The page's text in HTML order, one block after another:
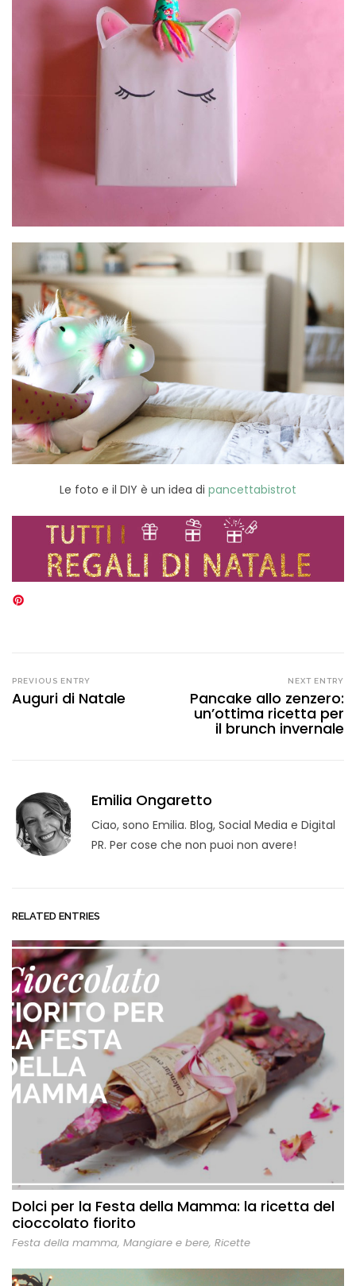
Le foto e il DIY è un idea di pancettabistrot
PREVIOUS ENTRY
Auguri di Natale
NEXT ENTRY
Pancake allo zenzero:
un’ottima ricetta per
il brunch invernale
Emilia Ongaretto
Ciao, sono Emilia. Blog, Social Media e Digital
PR. Per cose che non puoi non avere!
RELATED ENTRIES
Dolci per la Festa della Mamma: la ricetta del
cioccolato fiorito
Festa della mamma, Mangiare e bere, Ricette